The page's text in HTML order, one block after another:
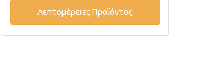
Λεπτομέρειες Προϊόντος